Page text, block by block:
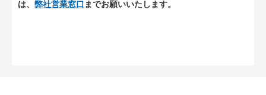
は、 弊社営業窓口 までお願いいたします。